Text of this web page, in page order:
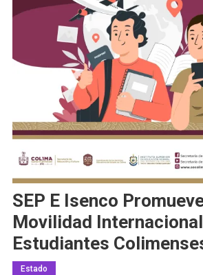
SEP E Isenco
Movilidad
Estudiantes
Estado